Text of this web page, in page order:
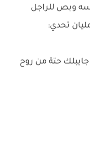
وبص للراجل
تحدي:
جايبلك حتة من روح